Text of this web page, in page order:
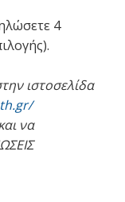
4
ιστοσελίδα
να